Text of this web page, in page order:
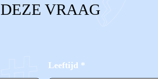
VRAAG
Leeftijd *